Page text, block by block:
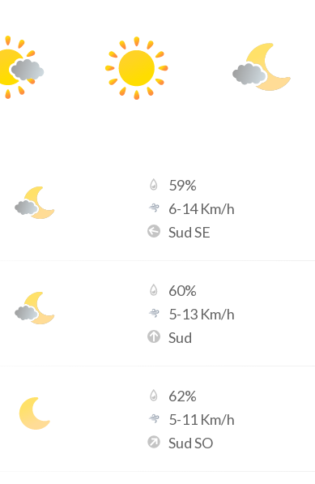
59%
6-14Km/h
Sud SE
60%
5-13 Km/h
Sud
62%
5-11 Km/h
Sud SO